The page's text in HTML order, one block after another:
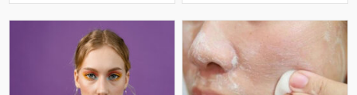
gözəllik dünyasında gözlənilən ən
əlindən çıxdığı üçün hamı bir-
birinə bənzəyir